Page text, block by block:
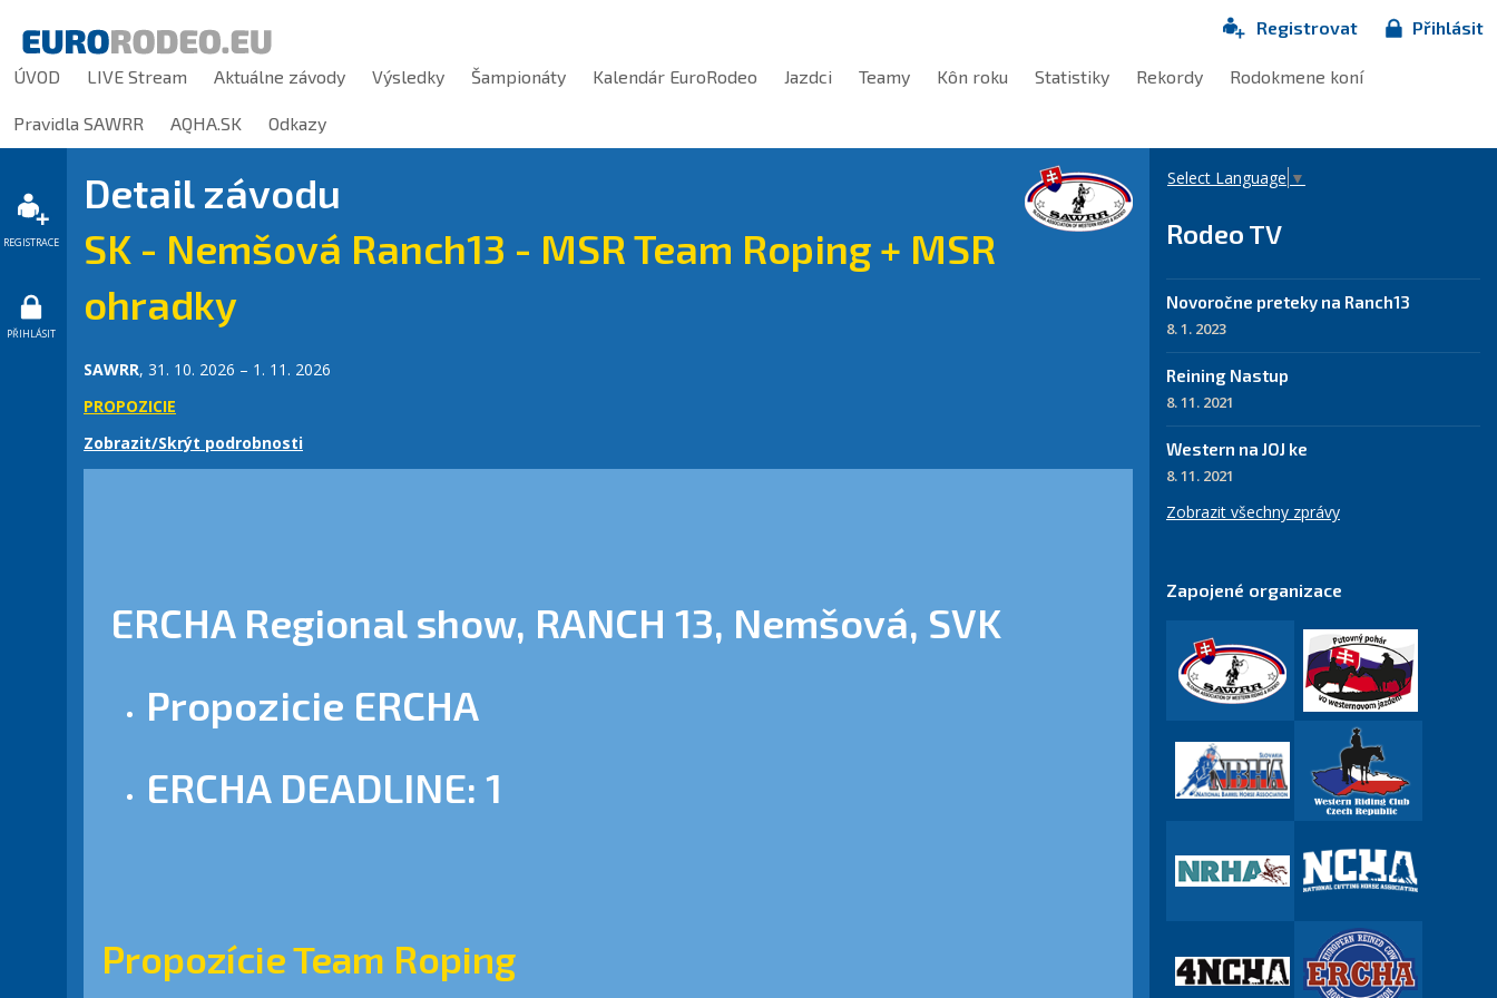
Registrovat Přihlásit
ÚVOD LIVE Stream Aktuálne závody Výsledky Šampionáty Kalendár EuroRodeo Jazdci Teamy Kôn roku Statistiky Rekordy Rodokmene koní
Pravidla SAWRR AQHA.SK Odkazy
REGISTRACE
PŘIHLÁSIT
Detail závodu
SK - Nemšová Ranch13 - MSR Team Roping + MSR
ohradky
SAWRR, 31. 10. 2026 – 1. 11. 2026
PROPOZICIE
Zobrazit/Skrýt podrobnosti
ERCHA Regional show, RANCH 13, Nemšová, SVK
Propozicie ERCHA
ERCHA DEADLINE: 1
Propozície Team Roping
Select Language ▼
Rodeo TV
Novoročne preteky na Ranch13
8. 1. 2023
Reining Nastup
8. 11. 2021
Western na JOJ ke
8. 11. 2021
Zobrazit všechny zprávy
Zapojené organizace